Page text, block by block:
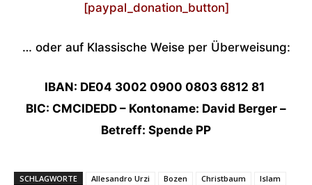
[paypal_donation_button]
… oder auf Klassische Weise per Überweisung:
IBAN: DE04 3002 0900 0803 6812 81
BIC: CMCIDEDD – Kontoname: David Berger –
Betreff: Spende PP
SCHLAGWORTE Allesandro Urzi Bozen Christbaum
Islam